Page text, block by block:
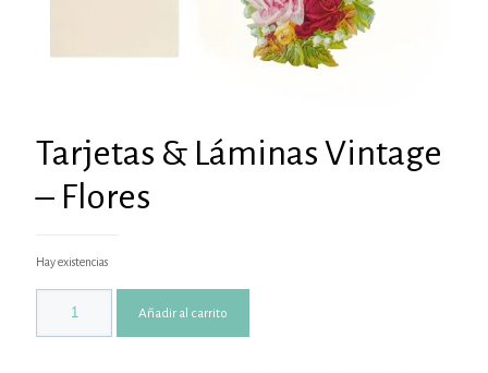
Tarjetas & Láminas Vintage
– Flores
Hay existencias
Añadir al carrito